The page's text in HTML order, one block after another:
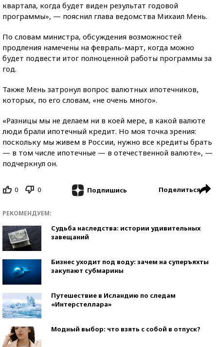
квартала, когда будет виден результат годовой
программы», — пояснил глава ведомства Михаил Мень.
По словам министра, обсуждения возможностей
продления намечены на февраль-март, когда можно
будет подвести итог полноценной работы программы за
год.
Также Мень затронул вопрос валютных ипотечников,
которых, по его словам, «не очень много».
«Разницы мы не делаем ни в коей мере, в какой валюте
люди брали ипотечный кредит. Но моя точка зрения:
поскольку мы живем в России, нужно все кредиты брать
— в том числе ипотечные — в отечественной валюте», —
подчеркнул он.
0 0 Подпишись Поделиться
РЕКОМЕНДУЕМ:
Судьба наследства: истории удивительных
завещаний
Бизнес уходит под воду: зачем на суперъяхты
закупают субмарины
Путешествие в Исландию по следам
«Интерстеллара»
Модный выбор: что взять с собой в отпуск?